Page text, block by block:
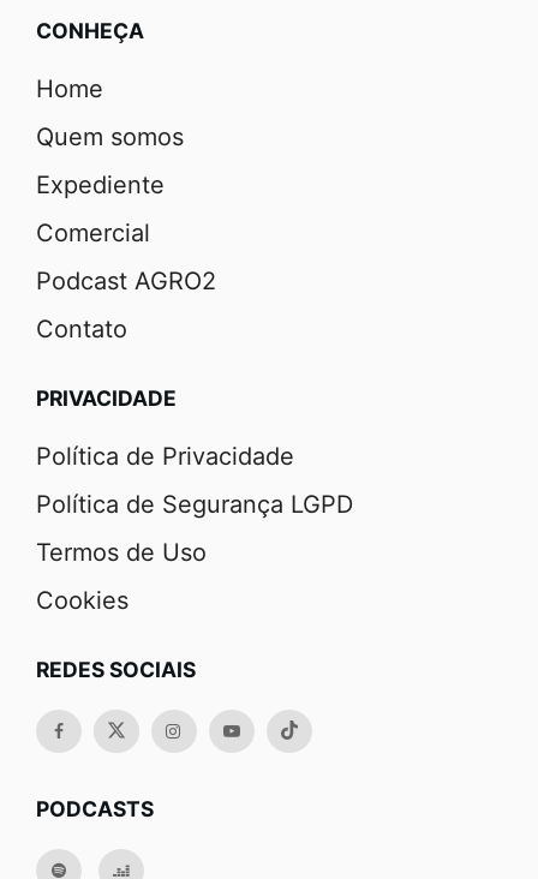
CONHEÇA
Home
Quem somos
Expediente
Comercial
Podcast AGRO2
Contato
PRIVACIDADE
Política de Privacidade
Política de Segurança LGPD
Termos de Uso
Cookies
REDES SOCIAIS
PODCASTS